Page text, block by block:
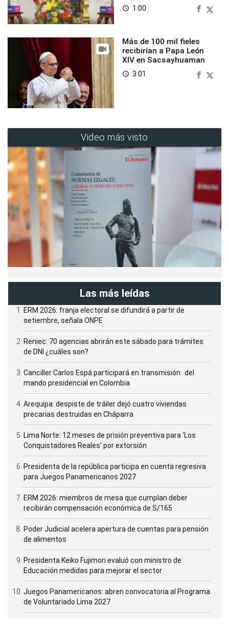
access_time 1:00
Más de 100 mil fieles
recibirían a Papa León
XIV en Sacsayhuaman
access_time 3:01
Video más visto
Las más leídas
ERM 2026: franja electoral se difundirá a partir de
setiembre, señala ONPE
Reniec: 70 agencias abrirán este sábado para trámites
de DNI ¿cuáles son?
Canciller Carlos Espá participará en transmisión del
mando presidencial en Colombia
Arequipa: despiste de tráiler dejó cuatro viviendas
precarias destruidas en Cháparra
Lima Norte: 12 meses de prisión preventiva para ‘Los
Conquistadores Reales’ por extorsión
Presidenta de la república participa en cuenta regresiva
para Juegos Panamericanos 2027
ERM 2026: miembros de mesa que cumplan deber
recibirán compensación económica de S/165
Poder Judicial acelera apertura de cuentas para pensión
de alimentos
Presidenta Keiko Fujimori evaluó con ministro de
Educación medidas para mejorar el sector
Juegos Panamericanos: abren convocatoria al Programa
de Voluntariado Lima 2027